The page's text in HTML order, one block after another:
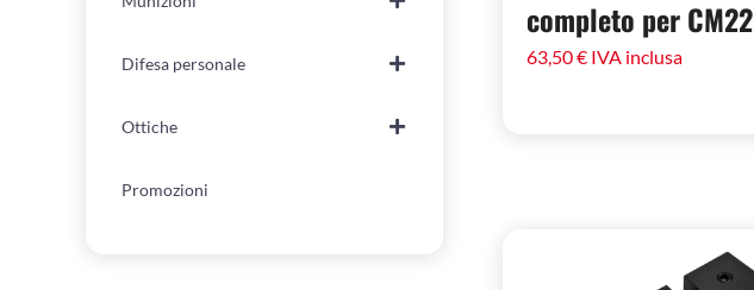
Difesa personale
Ottiche
Promozioni
completo per CM22
63,50€ IVA inclusa